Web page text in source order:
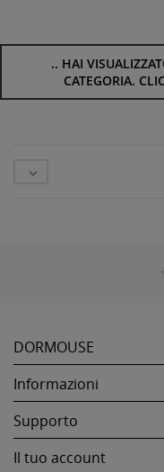
.. HAI
CATEGORIA.

DORMOUSE
Informazioni
Supporto
Il tuo account